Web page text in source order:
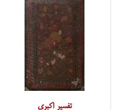
تفسیر اکبری